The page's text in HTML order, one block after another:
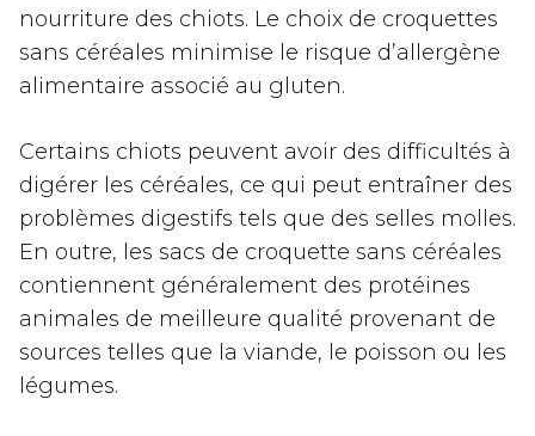
nourriture des chiots. Le choix de croquettes
sans céréales minimise le risque d’allergène
alimentaire associé au gluten.
Certains chiots peuvent avoir des difficultés à
digérer les céréales, ce qui peut entraîner des
problèmes digestifs tels que des selles molles.
En outre, les sacs de croquette sans céréales
contiennent généralement des protéines
animales de meilleure qualité provenant de
sources telles que la viande, le poisson ou les
légumes.